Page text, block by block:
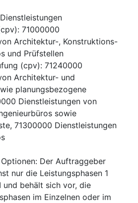
Dienstleistungen
cpv): 71000000
Architektur-, Konstruktions-
und Prüfstellen
(cpv): 71240000
Architektur- und
planungsbezogene
Dienstleistungen von
sowie
, 71300000 Dienstleistungen
: Der Auftraggeber
nur die Leistungsphasen 1
und behält sich vor, die
im Einzelnen oder im